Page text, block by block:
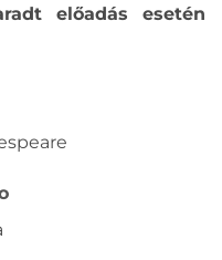
előadás esetén